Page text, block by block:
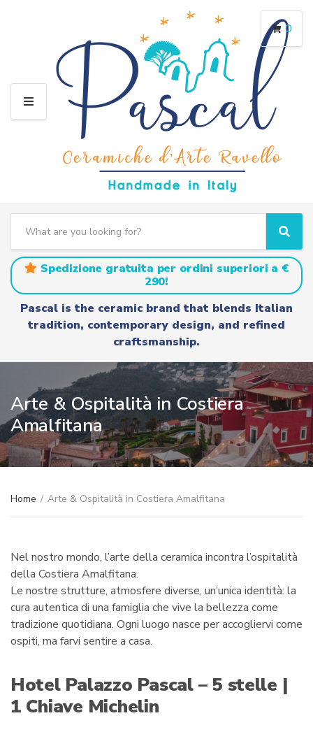
M
a
t
g
a
r
c
h
S
e
a
r
c
h
Spedizione gratuita per ordini superiori a €
290!
Pascal is the ceramic brand that blends Italian
tradition, contemporary design, and refined
craftsmanship.
0
Arte & Ospitalità in Costiera
Amalfitana
Home / Arte & Ospitalità in Costiera Amalfitana
Nel nostro mondo, l’arte della ceramica incontra l’ospitalità
della Costiera Amalfitana.
Le nostre strutture, atmosfere diverse, un’unica identità: la
cura autentica di una famiglia che vive la bellezza come
tradizione quotidiana. Ogni luogo nasce per accogliervi come
ospiti, ma farvi sentire a casa.
Hotel Palazzo Pascal – 5 stelle |
1 Chiave Michelin